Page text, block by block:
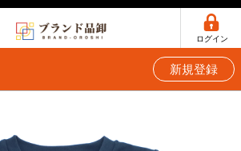
ログイン
新規登録